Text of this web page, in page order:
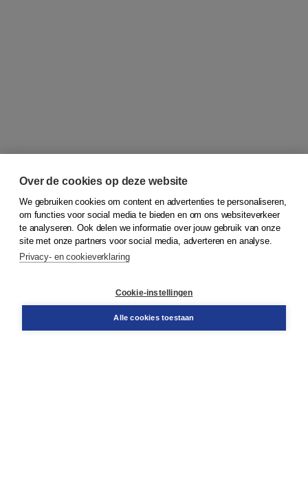
© 2026Koninklijke Boom uitgevers
Bestellen
Over de cookies op deze website
We gebruiken cookies om content en advertenties te personaliseren,
om functies voor social media te bieden en om ons websiteverkeer
te analyseren. Ook delen we informatie over jouw gebruik van onze
site met onze partners voor social media, adverteren en analyse.
Privacy- en cookieverklaring
Cookie-instellingen
Alle cookies toestaan